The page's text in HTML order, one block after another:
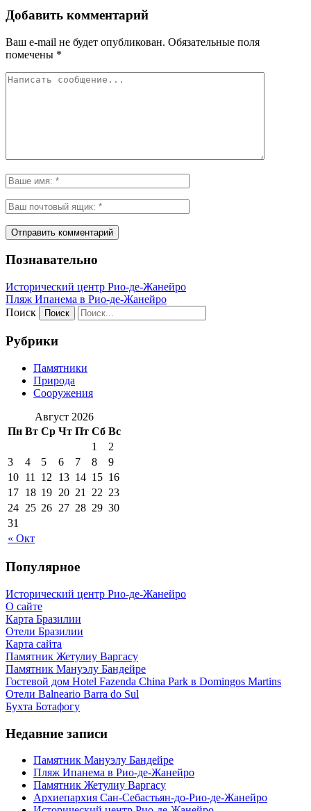
Добавить комментарий
Ваш e-mail не будет опубликован. Обязательные поля
помечены *
Познавательно
Исторический центр Рио-де-Жанейро
Пляж Ипанема в Рио-де-Жанейро
Поиск
Рубрики
Памятники
Природа
Сооружения
Август 2026
Пн Вт Ср Чт Пт Сб Вс
« Окт
1
2
3
4 5 6 7 8
9
10 11 12 13 14 15 16
17 18 19 20 21 22 23
24 25 26 27 28 29 30
31
Популярное
Исторический центр Рио-де-Жанейро
О сайте
Карта Бразилии
Отели Бразилии
Карта сайта
Памятник Жетулиу Варгасу
Памятник Мануэлу Бандейре
Гостевой дом Hotel Fazenda China Park в Domingos Martins
Отели Balneario Barra do Sul
Бухта Ботафогу
Недавние записи
Памятник Мануэлу Бандейре
Пляж Ипанема в Рио-де-Жанейро
Памятник Жетулиу Варгасу
Архиепархия Сан-Себастьян-до-Рио-де-Жанейро